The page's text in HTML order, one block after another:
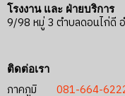
โรงงาน และ ฝ่ายบริการ
9/98 หมู่ 3 ตำบลดอนไก่ดี
ติดต่อเรา
ภาคภูมิ 081-664-